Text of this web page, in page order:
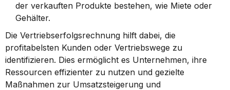
der verkauften Produkte bestehen, wie Miete oder
Gehälter.
Die Vertriebserfolgsrechnung hilft dabei, die
profitabelsten Kunden oder Vertriebswege zu
identifizieren. Dies ermöglicht es Unternehmen, ihre
Ressourcen effizienter zu nutzen und gezielte
Maßnahmen zur Umsatzsteigerung und